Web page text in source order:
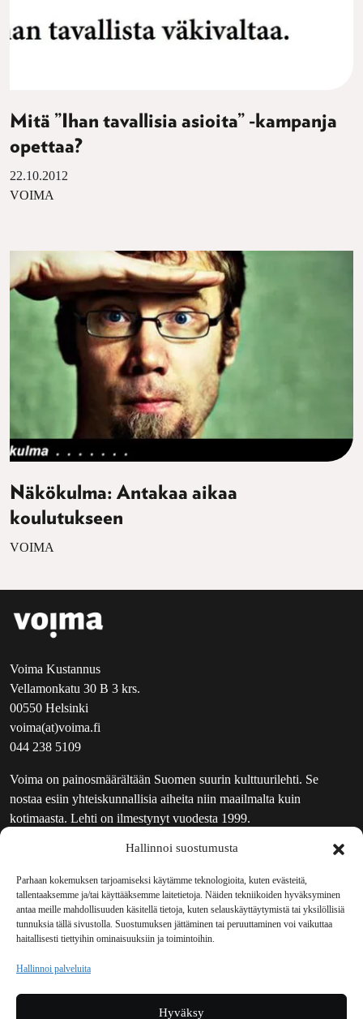
Hallinnoi suostumusta
Parhaan kokemuksen tarjoamiseksi käytämme teknologioita, kuten evästeitä,
tallentaaksemme ja/tai käyttääksemme laitetietoja. Näiden tekniikoiden hyväksyminen
antaa meille mahdollisuuden käsitellä tietoja, kuten selauskäyttäytymistä tai yksilöllisiä
tunnuksia tällä sivustolla. Suostumuksen jättäminen tai peruuttaminen voi vaikuttaa
haitallisesti tiettyihin ominaisuuksiin ja toimintoihin.
Hallinnoi palveluita
Hyväksy
Mitä ”Ihan tavallisia asioita” -kampanja
opettaa?
22.10.2012
VOIMA
Näkökulma: Antakaa aikaa
koulutukseen
VOIMA
Voima Kustannus
Vellamonkatu 30 B 3 krs.
00550 Helsinki
voima(at)voima.fi
044 238 5109
Voima on painosmäärältään Suomen suurin kulttuurilehti. Se
nostaa esiin yhteiskunnallisia aiheita niin maailmalta kuin
kotimaasta. Lehti on ilmestynyt vuodesta 1999.
UUTISKIRJE
MAINOSTAJILLE
VASTAMAINOKSET
JAKELUPAIKAT
REKISTERISELOSTE
TILAUKSEN PERUUTUSPYYNTÖ